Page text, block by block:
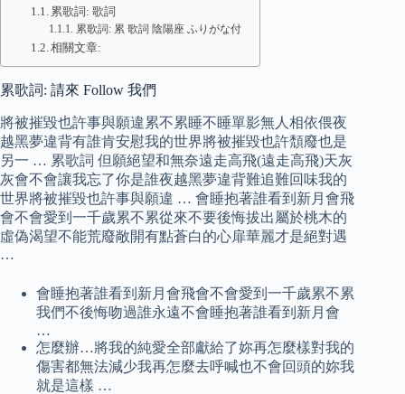
累歌詞: 歌詞
累歌詞: 累 歌詞 陰陽座 ふりがな付
相關文章:
累歌詞: 請來 Follow 我們
將被摧毀也許事與願違累不累睡不睡單影無人相依偎夜
越黑夢違背有誰肯安慰我的世界將被摧毀也許頹廢也是
另一 … 累歌詞 但願絕望和無奈遠走高飛(遠走高飛)天灰
灰會不會讓我忘了你是誰夜越黑夢違背難追難回味我的
世界將被摧毀也許事與願違 … 會睡抱著誰看到新月會飛
會不會愛到一千歲累不累從來不要後悔拔出屬於桃木的
虛偽渴望不能荒廢敞開有點蒼白的心扉華麗才是絕對遇
…
會睡抱著誰看到新月會飛會不會愛到一千歲累不累
我們不後悔吻過誰永遠不會睡抱著誰看到新月會
…
怎麼辦…將我的純愛全部獻給了妳再怎麼樣對我的
傷害都無法減少我再怎麼去呼喊也不會回頭的妳我
就是這樣 …